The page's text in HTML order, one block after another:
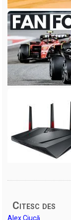
Citesc des
Alex Ciucă